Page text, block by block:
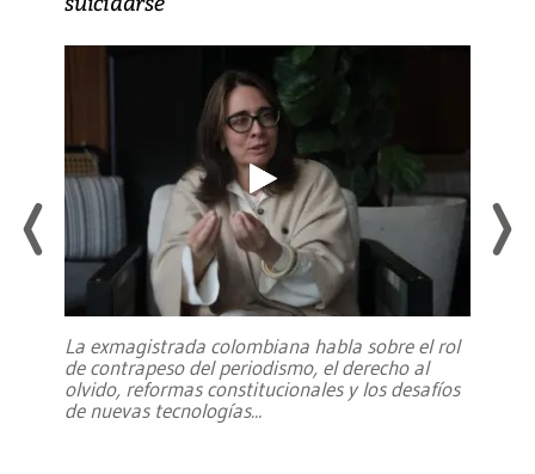
La exmagistrada colombiana habla sobre el rol
de contrapeso del periodismo, el derecho al
olvido, reformas constitucionales y los desafíos
de nuevas tecnologías...